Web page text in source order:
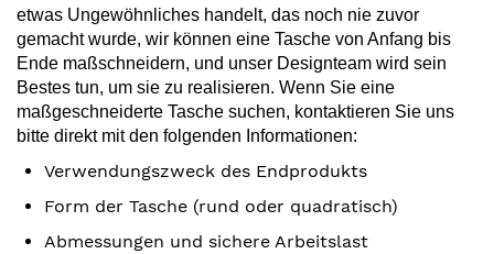
etwas Ungewöhnliches handelt, das noch nie zuvor
gemacht wurde, wir können eine Tasche von Anfang bis
Ende maßschneidern, und unser Designteam wird sein
Bestes tun, um sie zu realisieren. Wenn Sie eine
maßgeschneiderte Tasche suchen, kontaktieren Sie uns
bitte direkt mit den folgenden Informationen:
Verwendungszweck des Endprodukts
Form der Tasche (rund oder quadratisch)
Abmessungen und sichere Arbeitslast